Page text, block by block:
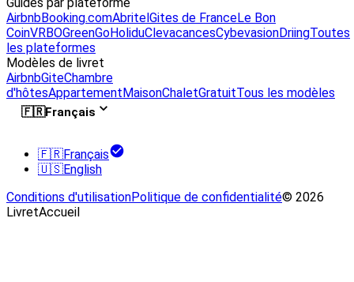
AirbnbBooking.comAbritelGites de FranceLe Bon
CoinVRBOGreenGoHoliduClevacancesCybevasionDriingToutes
les plateformes
Modèles de livret
AirbnbGiteChambre
d'hôtesAppartementMaisonChaletGratuitTous les modèles
🇫🇷Français
🇫🇷Français
🇺🇸English
Conditions d'utilisationPolitique de confidentialité© 2026
LivretAccueil